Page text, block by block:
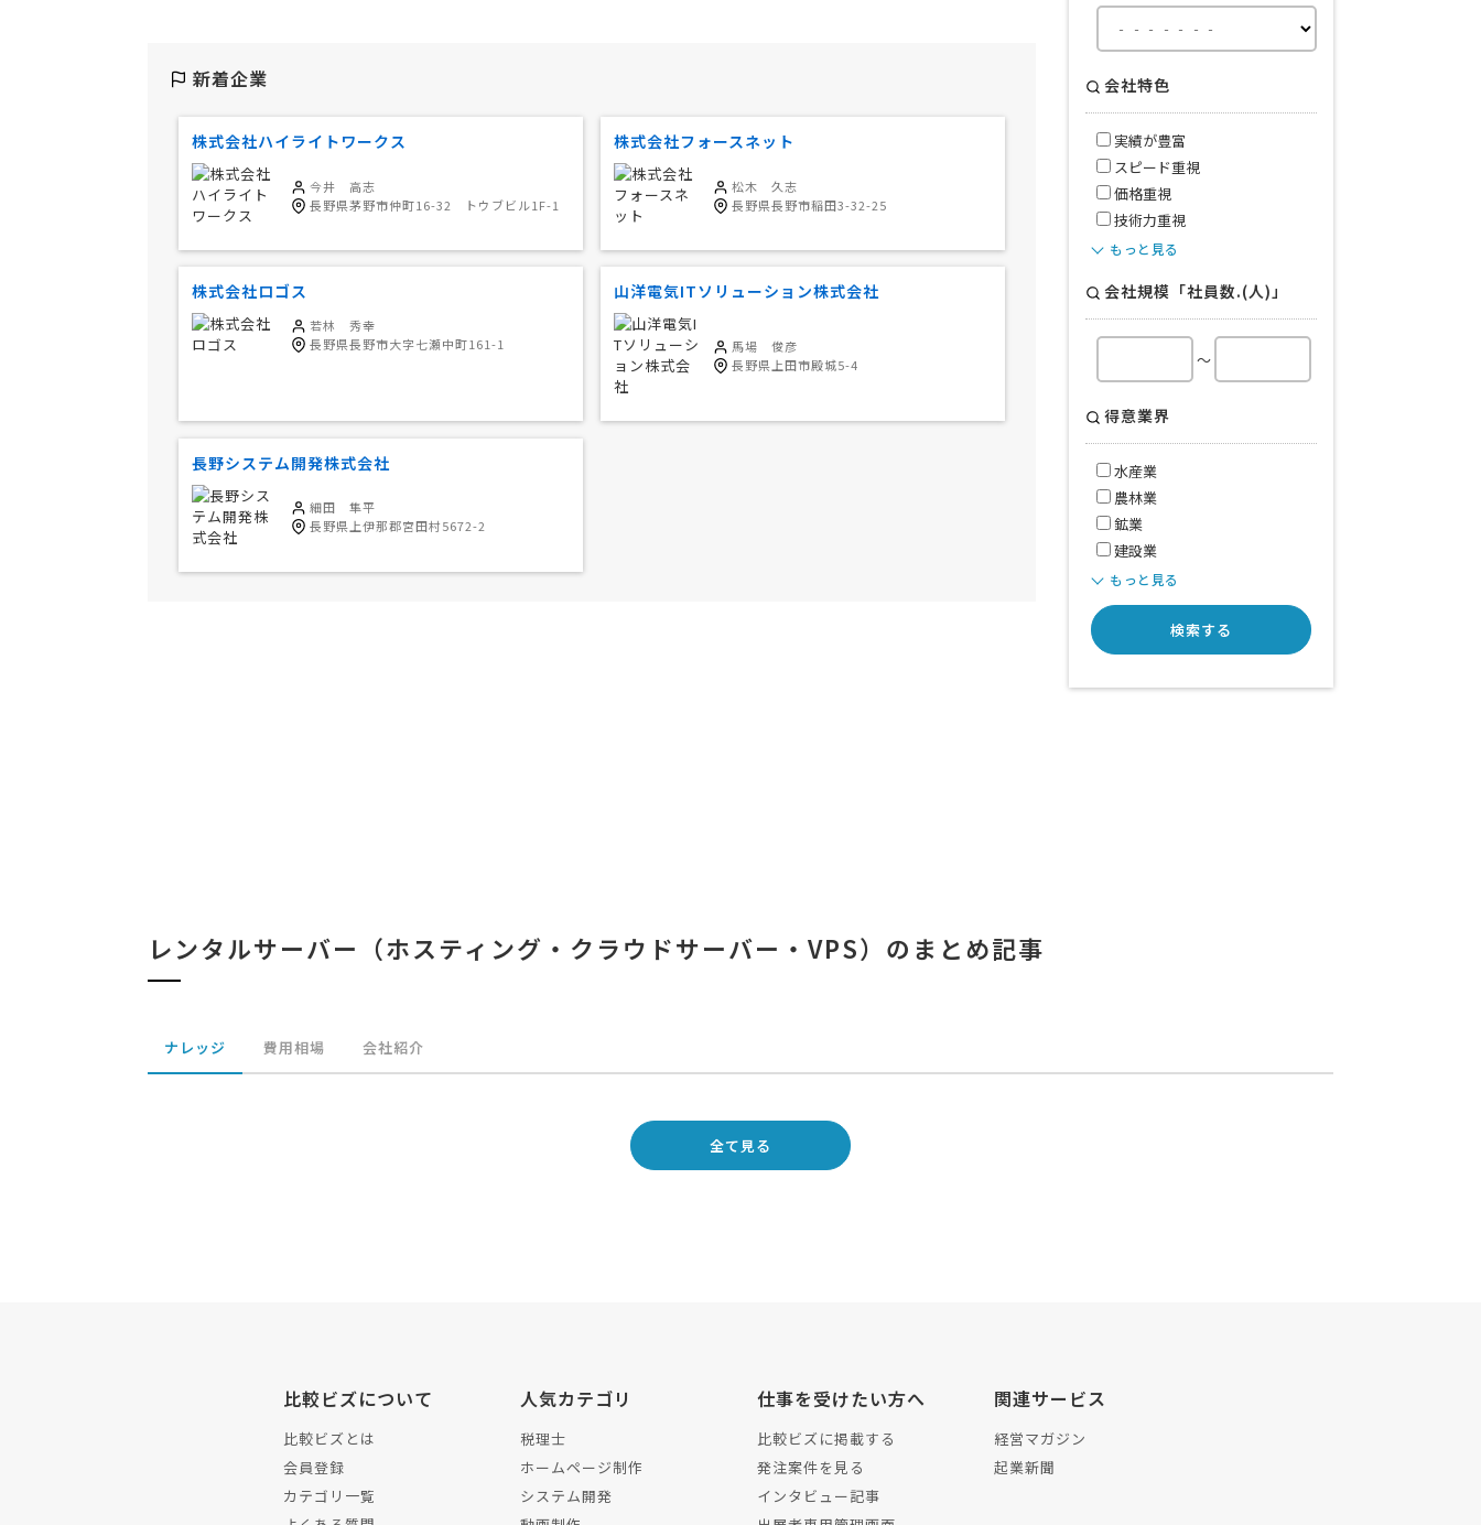
新着企業
株式会社ハイライトワークス
今井 高志
長野県茅野市仲町16-32 トウブビル1F-1
株式会社フォースネット
松木 久志
長野県長野市稲田3-32-25
株式会社ロゴス
若林 秀幸
長野県長野市大字七瀬中町161-1
山洋電気ITソリューション株式会社
馬場 俊彦
長野県上田市殿城5-4
長野システム開発株式会社
細田 隼平
長野県上伊那郡宮田村5672-2
会社特色
実績が豊富
スピード重視
価格重視
技術力重視
もっと見る
会社規模「社員数.(人)」
～
得意業界
水産業
農林業
鉱業
建設業
もっと見る
検索する
レンタルサーバー（ホスティング・クラウドサーバー・VPS）のまとめ記事
ナレッジ 費用相場 会社紹介
全て見る
比較ビズについて
比較ビズとは
会員登録
カテゴリ一覧
人気カテゴリ
税理士
ホームページ制作
システム開発
仕事を受けたい方へ
比較ビズに掲載する
発注案件を見る
インタビュー記事
関連サービス
経営マガジン
起業新聞